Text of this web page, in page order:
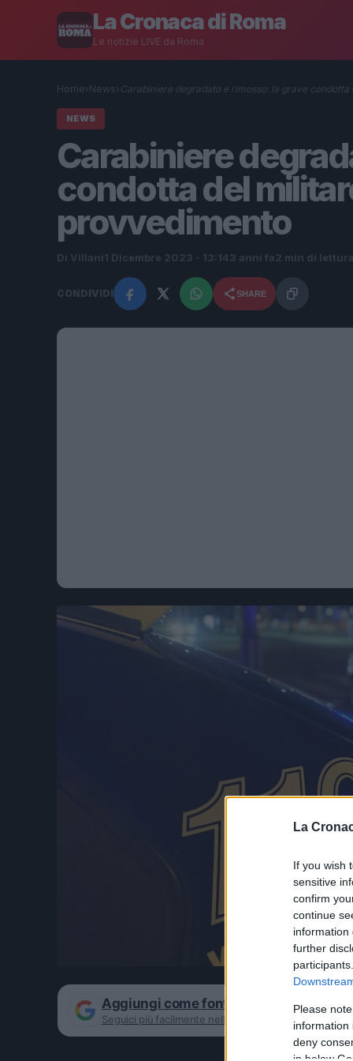
La
If you wish
sensitive
confirm
continue
information
further
Please
information
deny
La Cronaca di Roma
Le notizie LIVE da Roma
Home› News› Carabiniere degradato e rimosso: la grave condotta
NEWS
Carabiniere
condotta del
provvedimento
Di Villani 1 Dicembre 2023 - 13:143 anni fa2 min di lettura
CONDIVIDI SHARE
Aggiungi come fonte preferita su
Seguici più facilmente nelle notizie consigliate